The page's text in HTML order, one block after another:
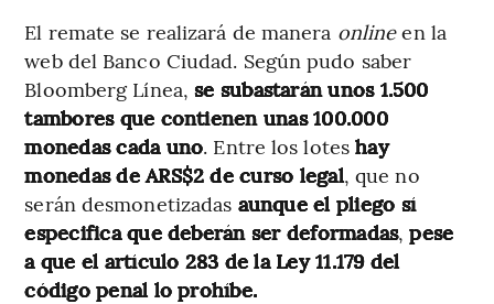
El remate se realizará de manera onlineen la
web del Banco Ciudad. Según pudo saber
Bloomberg Línea,se subastarán unos 1.500
tambores que contienen unas 100.000
monedas cada uno. Entre los loteshay
monedas de ARS$2 de curso legal, que no
serán desmonetizadas aunque el pliego sí
especifica que deberán ser deformadas,pese
a que el artículo 283 de la Ley 11.179 del
código penal lo prohíbe.